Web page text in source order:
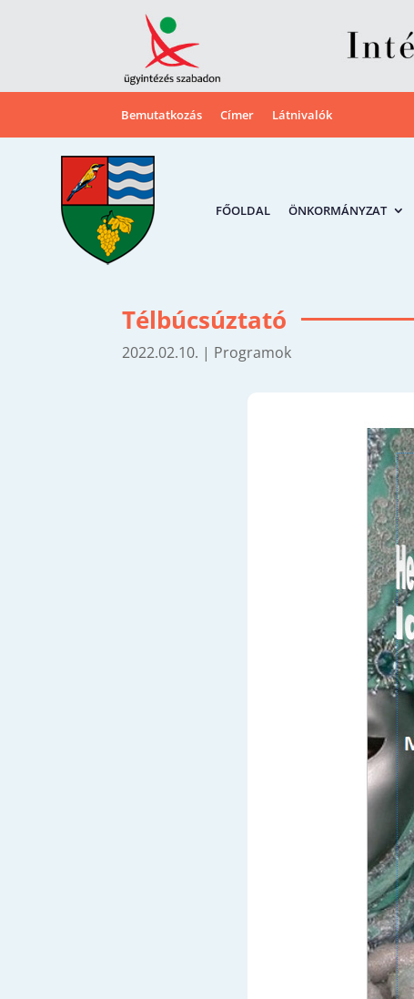
Bemutatkozás Címer Látnivalók
FŐOLDAL ÖNKORMÁNYZAT
Télbúcsúztató
2022.02.10. | Programok